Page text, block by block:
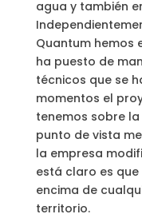
agua y también
Quantum hemos
ha puesto de
técnicos que se
momentos el
tenemos sobre
punto de vista
la empresa
está claro es
encima de
territorio.